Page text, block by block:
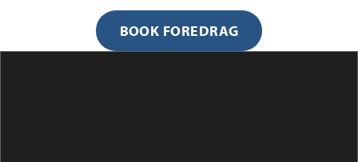
BOOK FOREDRAG